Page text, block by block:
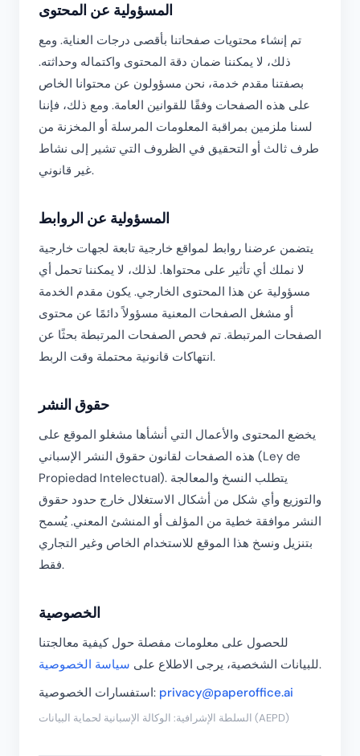
المسؤولية عن المحتوى
تم إنشاء محتويات صفحاتنا بأقصى درجات العناية. ومع
ذلك، لا يمكننا ضمان دقة المحتوى واكتماله وحداثته.
بصفتنا مقدم خدمة، نحن مسؤولون عن محتوانا الخاص
على هذه الصفحات وفقًا للقوانين العامة. ومع ذلك، فإننا
لسنا ملزمين بمراقبة المعلومات المرسلة أو المخزنة من
طرف ثالث أو التحقيق في الظروف التي تشير إلى نشاط
غير قانوني.
المسؤولية عن الروابط
يتضمن عرضنا روابط لمواقع خارجية تابعة لجهات خارجية
لا نملك أي تأثير على محتواها. لذلك، لا يمكننا تحمل أي
مسؤولية عن هذا المحتوى الخارجي. يكون مقدم الخدمة
أو مشغل الصفحات المعنية مسؤولاً دائمًا عن محتوى
الصفحات المرتبطة. تم فحص الصفحات المرتبطة بحثًا عن
انتهاكات قانونية محتملة وقت الربط.
حقوق النشر
يخضع المحتوى والأعمال التي أنشأها مشغلو الموقع على
هذه الصفحات لقانون حقوق النشر الإسباني (Ley de
Propiedad Intelectual). يتطلب النسخ والمعالجة
والتوزيع وأي شكل من أشكال الاستغلال خارج حدود حقوق
النشر موافقة خطية من المؤلف أو المنشئ المعني. يُسمح
بتنزيل ونسخ هذا الموقع للاستخدام الخاص وغير التجاري
فقط.
الخصوصية
للحصول على معلومات مفصلة حول كيفية معالجتنا
للبيانات الشخصية، يرجى الاطلاع على سياسة الخصوصية
.
استفسارات الخصوصية: privacy@paperoffice.ai
السلطة الإشرافية: الوكالة الإسبانية لحماية البيانات (AEPD)